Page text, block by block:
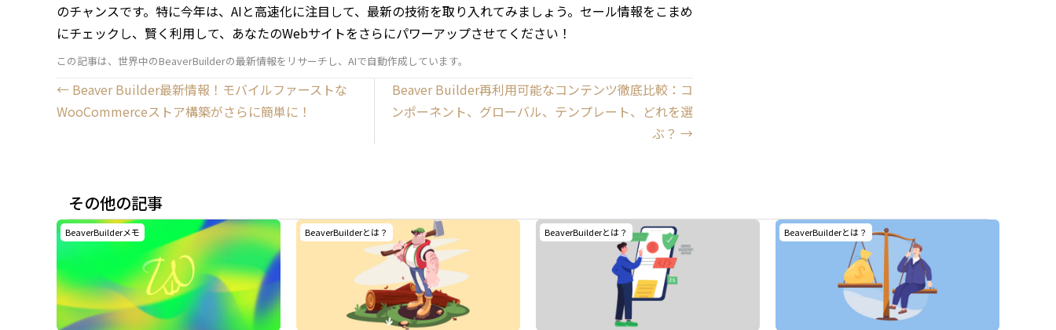
のチャンスです。特に今年は、AIと高速化に注目して、最新の技術を取り入れてみましょう。セール情報をこまめ
にチェックし、賢く利用して、あなたのWebサイトをさらにパワーアップさせてください！
この記事は、世界中のBeaverBuilderの最新情報をリサーチし、AIで自動作成しています。
Posts
navigation
← Beaver Builder最新情報！モバイルファーストな
WooCommerceストア構築がさらに簡単に！
Beaver Builder再利用可能なコンテンツ徹底比較：コ
ンポーネント、グローバル、テンプレート、どれを選
ぶ？ →
その他の記事
BeaverBuilderメモ BeaverBuilderとは？ BeaverBuilderとは？ BeaverBuilderとは？